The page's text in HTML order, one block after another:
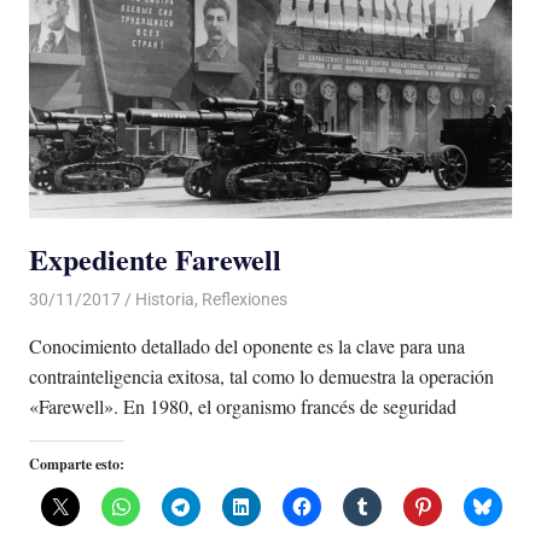
Expediente Farewell
30/11/2017 De todo un Poco
Historia, Reflexiones
Conocimiento detallado del oponente es la clave para una
contrainteligencia exitosa, tal como lo demuestra la operación
«Farewell». En 1980, el organismo francés de seguridad
Comparte esto: